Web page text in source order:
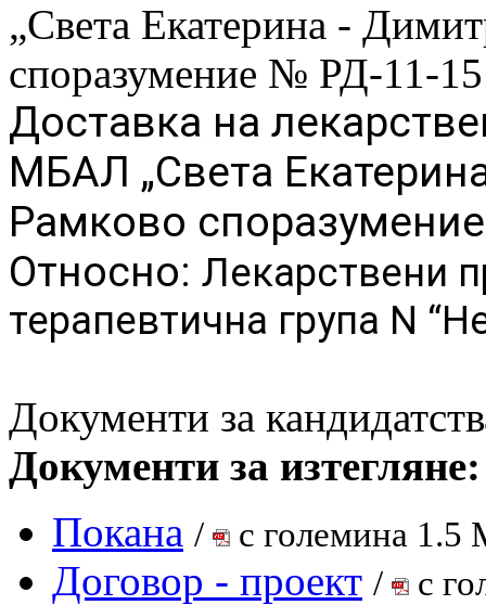
„Света Екатерина -
споразумение № РД-11-
Доставка на
МБАЛ „Света
Рамково
Относно: Лекарствени
терапевтична група N
Документи за
Документи за изтегляне:
Покана / с големина 1.5
Договор - проект / с